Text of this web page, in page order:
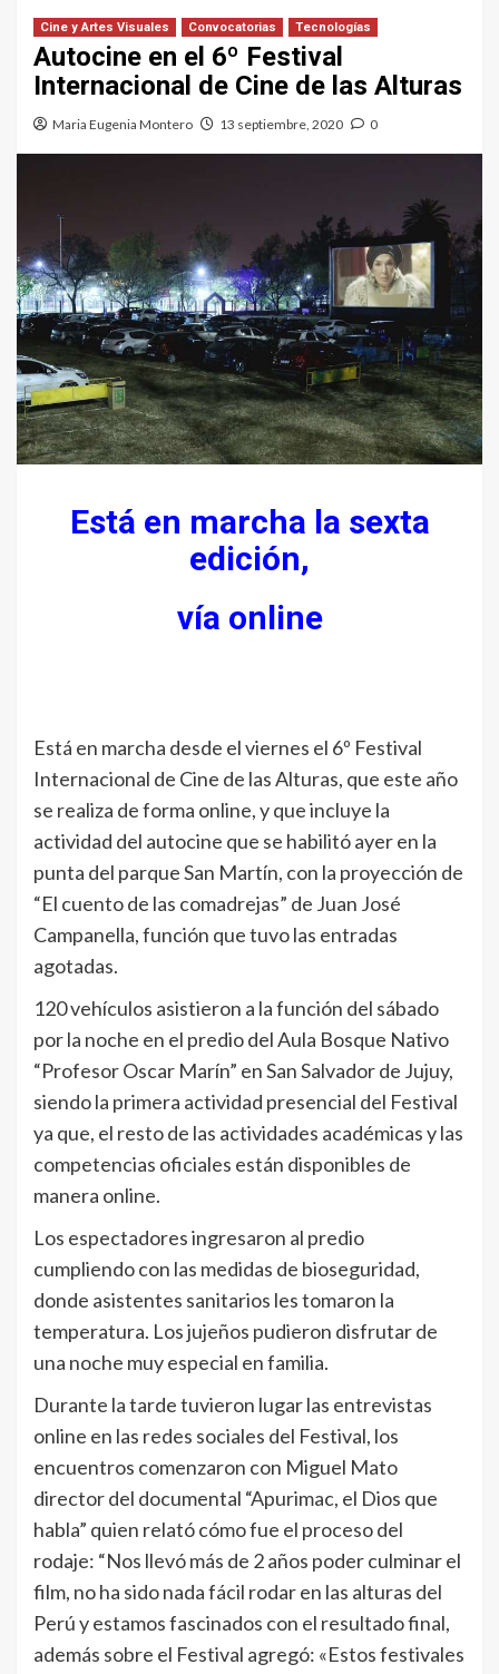
Cine y Artes Visuales Convocatorias Tecnologías
Autocine en el 6º Festival
Internacional de Cine de las Alturas
Maria Eugenia Montero 13 septiembre, 2020 0
Está en marcha la sexta
edición,
vía online
Está en marcha desde el viernes el 6º Festival
Internacional de Cine de las Alturas, que este año
se realiza de forma online, y que incluye la
actividad del autocine que se habilitó ayer en la
punta del parque San Martín, con la proyección de
“El cuento de las comadrejas” de Juan José
Campanella, función que tuvo las entradas
agotadas.
120 vehículos asistieron a la función del sábado
por la noche en el predio del Aula Bosque Nativo
“Profesor Oscar Marín” en San Salvador de Jujuy,
siendo la primera actividad presencial del Festival
ya que, el resto de las actividades académicas y las
competencias oficiales están disponibles de
manera online.
Los espectadores ingresaron al predio
cumpliendo con las medidas de bioseguridad,
donde asistentes sanitarios les tomaron la
temperatura. Los jujeños pudieron disfrutar de
una noche muy especial en familia.
Durante la tarde tuvieron lugar las entrevistas
online en las redes sociales del Festival, los
encuentros comenzaron con Miguel Mato
director del documental “Apurimac, el Dios que
habla” quien relató cómo fue el proceso del
rodaje: “Nos llevó más de 2 años poder culminar el
film, no ha sido nada fácil rodar en las alturas del
Perú y estamos fascinados con el resultado final,
además sobre el Festival agregó: «Estos festivales